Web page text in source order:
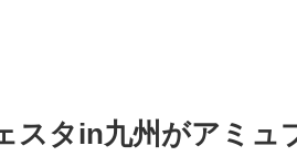
スタin九州がアミュ